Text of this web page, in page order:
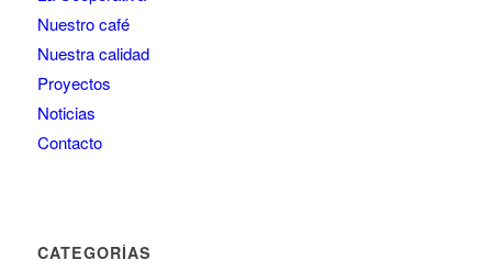
Nuestro café
Nuestra calidad
Proyectos
Noticias
Contacto
CATEGORÍAS